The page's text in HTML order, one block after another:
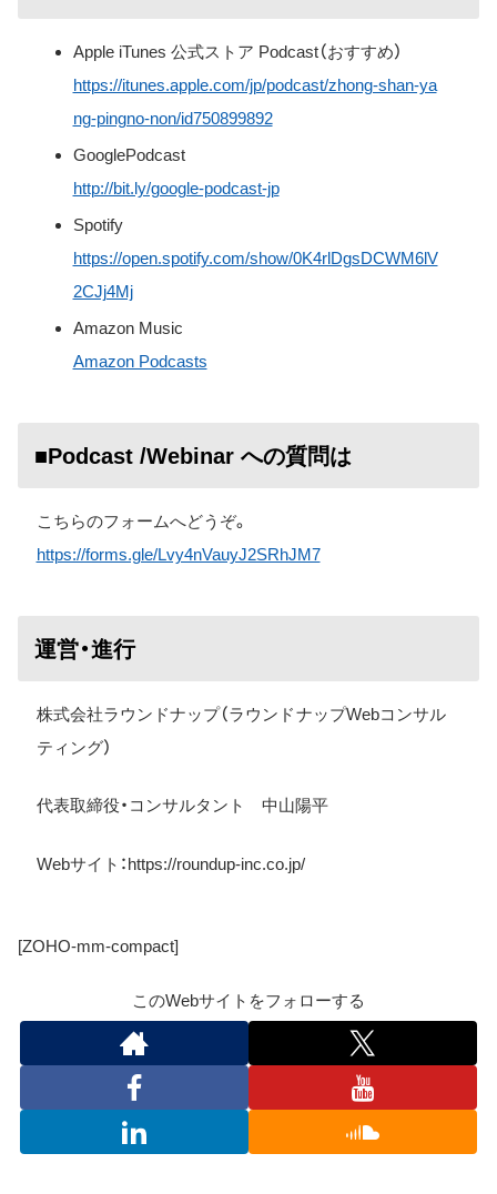
Apple iTunes 公式ストア Podcast（おすすめ）
https://itunes.apple.com/jp/podcast/zhong-shan-ya
ng-pingno-non/id750899892
GooglePodcast
http://bit.ly/google-podcast-jp
Spotify
https://open.spotify.com/show/0K4rlDgsDCWM6lV
2CJj4Mj
Amazon Music
Amazon Podcasts
■Podcast /Webinar への質問は
こちらのフォームへどうぞ。
https://forms.gle/Lvy4nVauyJ2SRhJM7
運営・進行
株式会社ラウンドナップ（ラウンドナップWebコンサル
ティング）
代表取締役・コンサルタント 中山陽平
Webサイト：https://roundup-inc.co.jp/
[ZOHO-mm-compact]
このWebサイトをフォローする